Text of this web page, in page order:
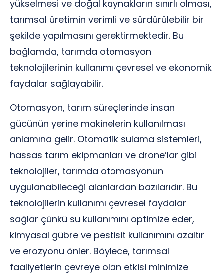
yükselmesi ve doğal kaynakların sınırlı olması,
tarımsal üretimin verimli ve sürdürülebilir bir
şekilde yapılmasını gerektirmektedir. Bu
bağlamda, tarımda otomasyon
teknolojilerinin kullanımı çevresel ve ekonomik
faydalar sağlayabilir.
Otomasyon, tarım süreçlerinde insan
gücünün yerine makinelerin kullanılması
anlamına gelir. Otomatik sulama sistemleri,
hassas tarım ekipmanları ve drone’lar gibi
teknolojiler, tarımda otomasyonun
uygulanabileceği alanlardan bazılarıdır. Bu
teknolojilerin kullanımı çevresel faydalar
sağlar çünkü su kullanımını optimize eder,
kimyasal gübre ve pestisit kullanımını azaltır
ve erozyonu önler. Böylece, tarımsal
faaliyetlerin çevreye olan etkisi minimize